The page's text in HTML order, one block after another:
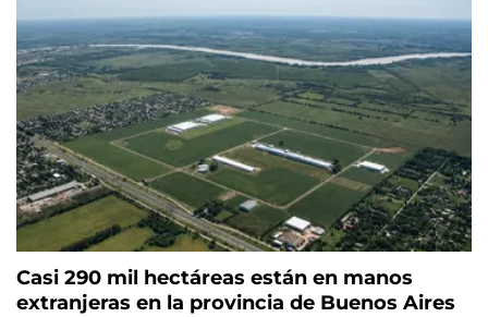
Casi 290 mil hectáreas están en manos
extranjeras en la provincia de Buenos Aires